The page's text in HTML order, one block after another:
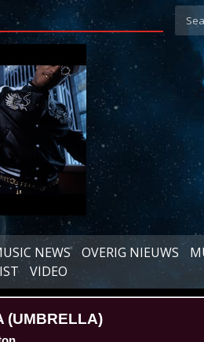
for:
NEWS OVERIG NIEUWS
VIDEO
(UMBRELLA)